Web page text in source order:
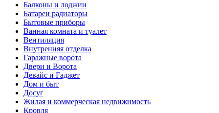
Балконы и лоджии
Батареи радиаторы‎
Бытовые приборы
Ванная комната и туалет
Вентиляция
Внутренняя отделка
Гаражные ворота
Двери и Ворота
Девайс и Гаджет
Дом и быт
Досуг
Жилая и коммерческая недвижимость
Кровля